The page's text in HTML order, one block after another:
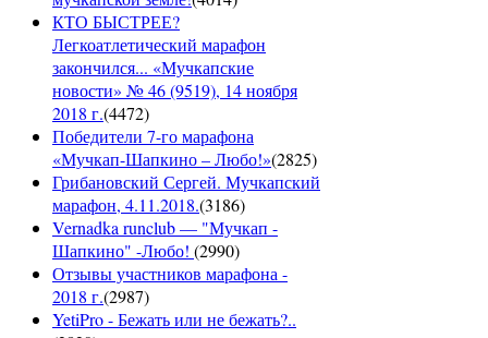
КТО БЫСТРЕЕ?
Легкоатлетический марафон
закончился... «Мучкапские
новости» № 46 (9519), 14 ноября
2018 г.(4472)
Победители 7-го марафона
«Мучкап-Шапкино – Любо!»(2825)
Грибановский Сергей. Мучкапский
марафон, 4.11.2018.(3186)
Vernadka runclub — "Мучкап -
Шапкино" -Любо! (2990)
Отзывы участников марафона -
2018 г.(2987)
YetiPro - Бежать или не бежать?..